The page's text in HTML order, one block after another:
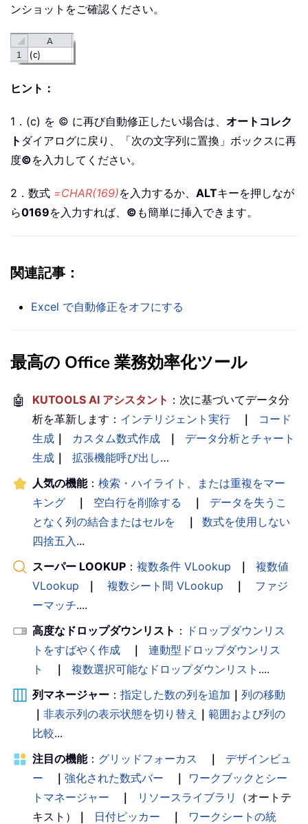
ンショットをご確認ください。
ヒント：
1．(c) を © に再び自動修正したい場合は、 オートコレク
ト ダイアログに戻り、「次の文字列に置換」ボックスに再
度©を入力してください。
2．数式 =CHAR(169)を入力するか、 ALTキーを押しなが
ら0169を入力すれば、 © も簡単に挿入できます。
関連記事：
Excel で自動修正をオフにする
最高の Office 業務効率化ツール
🤖 KUTOOLS AI アシスタント ：次に基づいてデータ分
析を革新します： インテリジェント実行 ｜
コード
生成 ｜ カスタム数式作成 ｜
データ分析とチャート
生成 ｜ 拡張機能呼び出し…
人気の機能： 検索・ハイライト、または重複をマー
キング
｜ 空白行を削除する ｜
データを失うこ
となく列の結合またはセルを
｜
数式を使用しない
四捨五入 ...
スーパー LOOKUP ： 複数条件 VLookup ｜
複数値
VLookup
｜ 複数シート間 VLookup ｜
ファジ
ーマッチ....
高度なドロップダウンリスト ： ドロップダウンリス
トをすばやく作成
｜
連動型ドロップダウンリス
ト
｜ 複数選択可能なドロップダウンリスト ....
列マネージャー ： 指定した数の列を追加 ｜ 列の移動
｜ 非表示列の表示状態を切り替え ｜ 範囲および列の
比較...
注目の機能： グリッドフォーカス ｜
デザインビュ
ー
｜ 強化された数式バー ｜
ワークブックとシー
トマネージャー
｜ リソースライブラリ
（オートテ
キスト）
｜ 日付ピッカー ｜
ワークシートの統